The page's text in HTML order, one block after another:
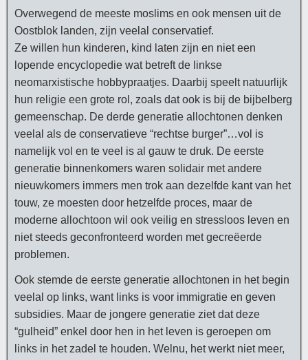
Overwegend de meeste moslims en ook mensen uit de
Oostblok landen, zijn veelal conservatief.
Ze willen hun kinderen, kind laten zijn en niet een
lopende encyclopedie wat betreft de linkse
neomarxistische hobbypraatjes. Daarbij speelt natuurlijk
hun religie een grote rol, zoals dat ook is bij de bijbelberg
gemeenschap. De derde generatie allochtonen denken
veelal als de conservatieve “rechtse burger”…vol is
namelijk vol en te veel is al gauw te druk. De eerste
generatie binnenkomers waren solidair met andere
nieuwkomers immers men trok aan dezelfde kant van het
touw, ze moesten door hetzelfde proces, maar de
moderne allochtoon wil ook veilig en stressloos leven en
niet steeds geconfronteerd worden met gecreëerde
problemen.
Ook stemde de eerste generatie allochtonen in het begin
veelal op links, want links is voor immigratie en geven
subsidies. Maar de jongere generatie ziet dat deze
“gulheid” enkel door hen in het leven is geroepen om
links in het zadel te houden. Welnu, het werkt niet meer,